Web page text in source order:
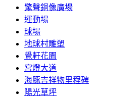
驚聲銅像廣場
運動場
球場
地球村雕塑
覺軒花園
宮燈大道
海豚吉祥物里程碑
陽光草坪